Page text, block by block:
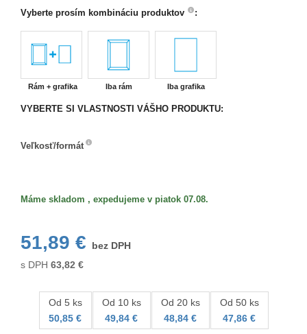
Vyberte prosím kombináciu produktov :
Rám + grafika Iba rám Iba grafika
VYBERTE SI VLASTNOSTI VÁŠHO PRODUKTU:
Veľkosť/formát
Máme skladom , expedujeme v piatok 07.08.
51,89 €
bez DPH
s DPH 63,82 €
Od 5 ks
50,85 €
Od 10 ks
49,84 €
Od 20 ks
48,84 €
Od 50 ks
47,86 €